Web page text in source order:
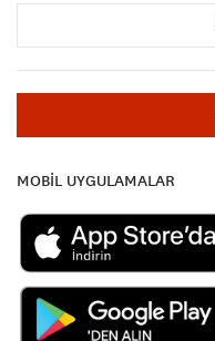
MOBİL UYGULAMALAR